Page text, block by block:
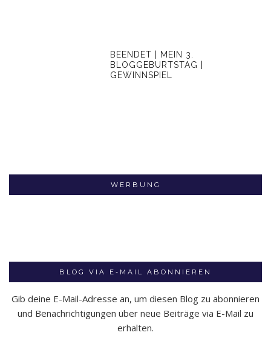
BEENDET | MEIN 3.
BLOGGEBURTSTAG |
GEWINNSPIEL
WERBUNG
BLOG VIA E-MAIL ABONNIEREN
Gib deine E-Mail-Adresse an, um diesen Blog zu abonnieren
und Benachrichtigungen über neue Beiträge via E-Mail zu
erhalten.